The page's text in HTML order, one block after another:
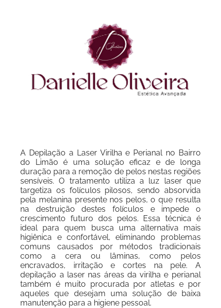
A Depilação a Laser Virilha e Perianal no Bairro
do Limão é uma solução eficaz e de longa
duração para a remoção de pelos nestas regiões
sensíveis. O tratamento utiliza a luz laser que
targetiza os folículos pilosos, sendo absorvida
pela melanina presente nos pelos, o que resulta
na destruição destes folículos e impede o
crescimento futuro dos pelos. Essa técnica é
ideal para quem busca uma alternativa mais
higiênica e confortável, eliminando problemas
comuns causados por métodos tradicionais
como a cera ou lâminas, como pelos
encravados, irritação e cortes na pele. A
depilação a laser nas áreas da virilha e perianal
também é muito procurada por atletas e por
aqueles que desejam uma solução de baixa
manutenção para a higiene pessoal.